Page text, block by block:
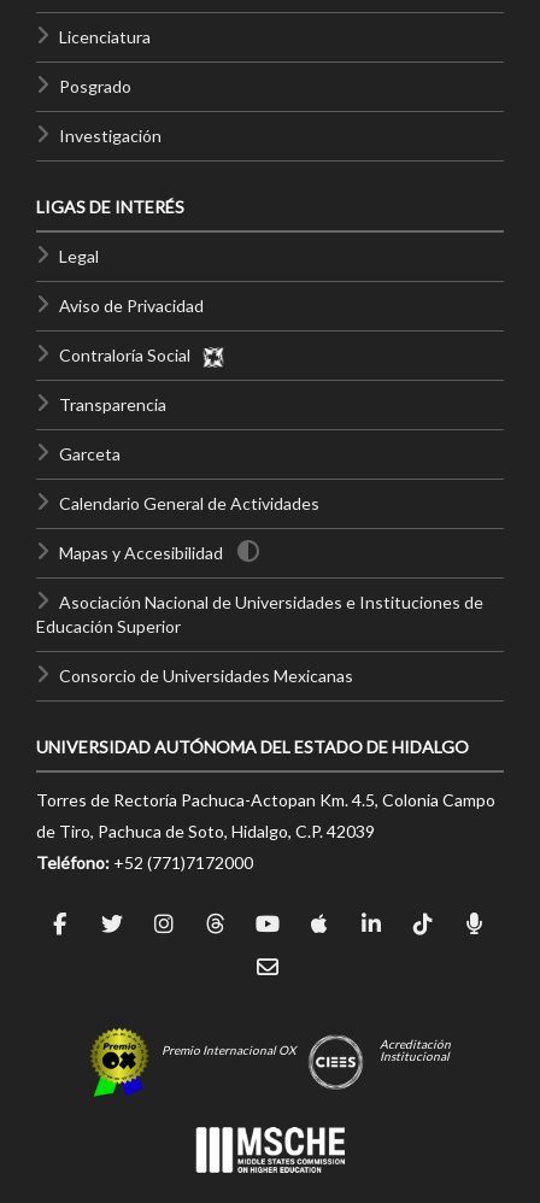
Licenciatura
Posgrado
Investigación
LIGAS DE INTERÉS
Legal
Aviso de Privacidad
Contraloría Social
Transparencia
Garceta
Calendario General de Actividades
Mapas y Accesibilidad
Asociación Nacional de Universidades e Instituciones de
Educación Superior
Consorcio de Universidades Mexicanas
UNIVERSIDAD AUTÓNOMA DEL ESTADO DE HIDALGO
Torres de Rectoría Pachuca-Actopan Km. 4.5, Colonia Campo
de Tiro, Pachuca de Soto, Hidalgo, C.P. 42039
Teléfono: +52 (771)7172000
Premio Internacional OX
Acreditación
Institucional